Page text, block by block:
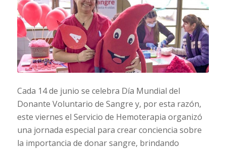
Cada 14 de junio se celebra Día Mundial del
Donante Voluntario de Sangre y, por esta razón,
este viernes el Servicio de Hemoterapia organizó
una jornada especial para crear conciencia sobre
la importancia de donar sangre, brindando